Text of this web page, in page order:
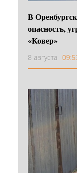
В
опасность,
«Ковер»
8 августа